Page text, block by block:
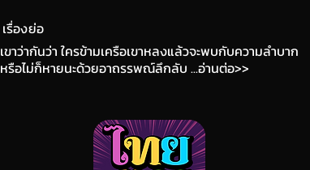
เรื่องย่อ
เขาว่ากันว่า ใครข้ามเครือเขาหลงแล้วจะพบกับความลำบาก
หรือไม่ก็หายนะด้วยอาถรรพณ์ลึกลับ ...อ่านต่อ>>